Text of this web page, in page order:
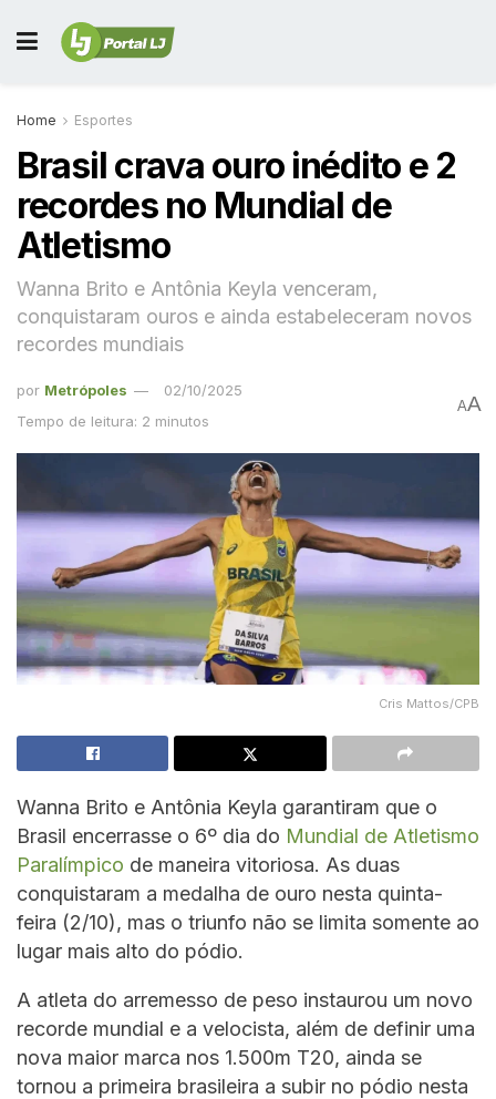
Home Esportes
Brasil crava ouro inédito e 2
recordes no Mundial de
Atletismo
Wanna Brito e Antônia Keyla venceram,
conquistaram ouros e ainda estabeleceram novos
recordes mundiais
por Metrópoles
02/10/2025
Tempo de leitura: 2 minutos
AA
Cris Mattos/CPB
Wanna Brito e Antônia Keyla garantiram que o
Brasil encerrasse o 6º dia do Mundial de Atletismo
Paralímpico de maneira vitoriosa. As duas
conquistaram a medalha de ouro nesta quinta-
feira (2/10), mas o triunfo não se limita somente ao
lugar mais alto do pódio.
A atleta do arremesso de peso instaurou um novo
recorde mundial e a velocista, além de definir uma
nova maior marca nos 1.500m T20, ainda se
tornou a primeira brasileira a subir no pódio nesta